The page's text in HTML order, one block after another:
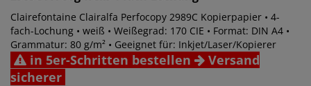
Clairefontaine Clairalfa Perfocopy 2989C Kopierpapier • 4-
fach-Lochung • weiß • Weißegrad: 170 CIE • Format: DIN A4 •
Grammatur: 80 g/m² • Geeignet für: Inkjet/Laser/Kopierer
in 5er-Schritten bestellen
Versand
sicherer